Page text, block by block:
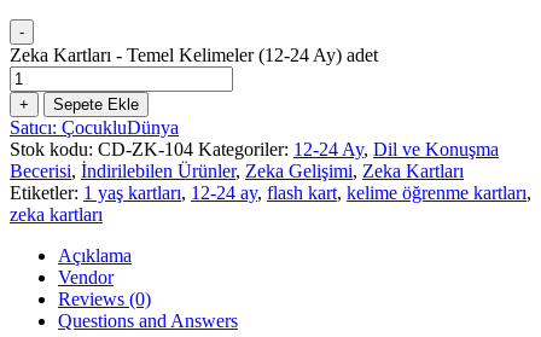
-
Zeka Kartları - Temel Kelimeler (12-24 Ay) adet
+ Sepete Ekle
Satıcı: ÇocukluDünya
Stok kodu: CD-ZK-104 Kategoriler: 12-24 Ay, Dil ve Konuşma
Becerisi, İndirilebilen Ürünler, Zeka Gelişimi, Zeka Kartları
Etiketler: 1 yaş kartları, 12-24 ay, flash kart, kelime öğrenme kartları,
zeka kartları
Açıklama
Vendor
Reviews (0)
Questions and Answers